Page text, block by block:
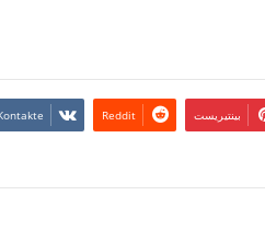
بينتيريست